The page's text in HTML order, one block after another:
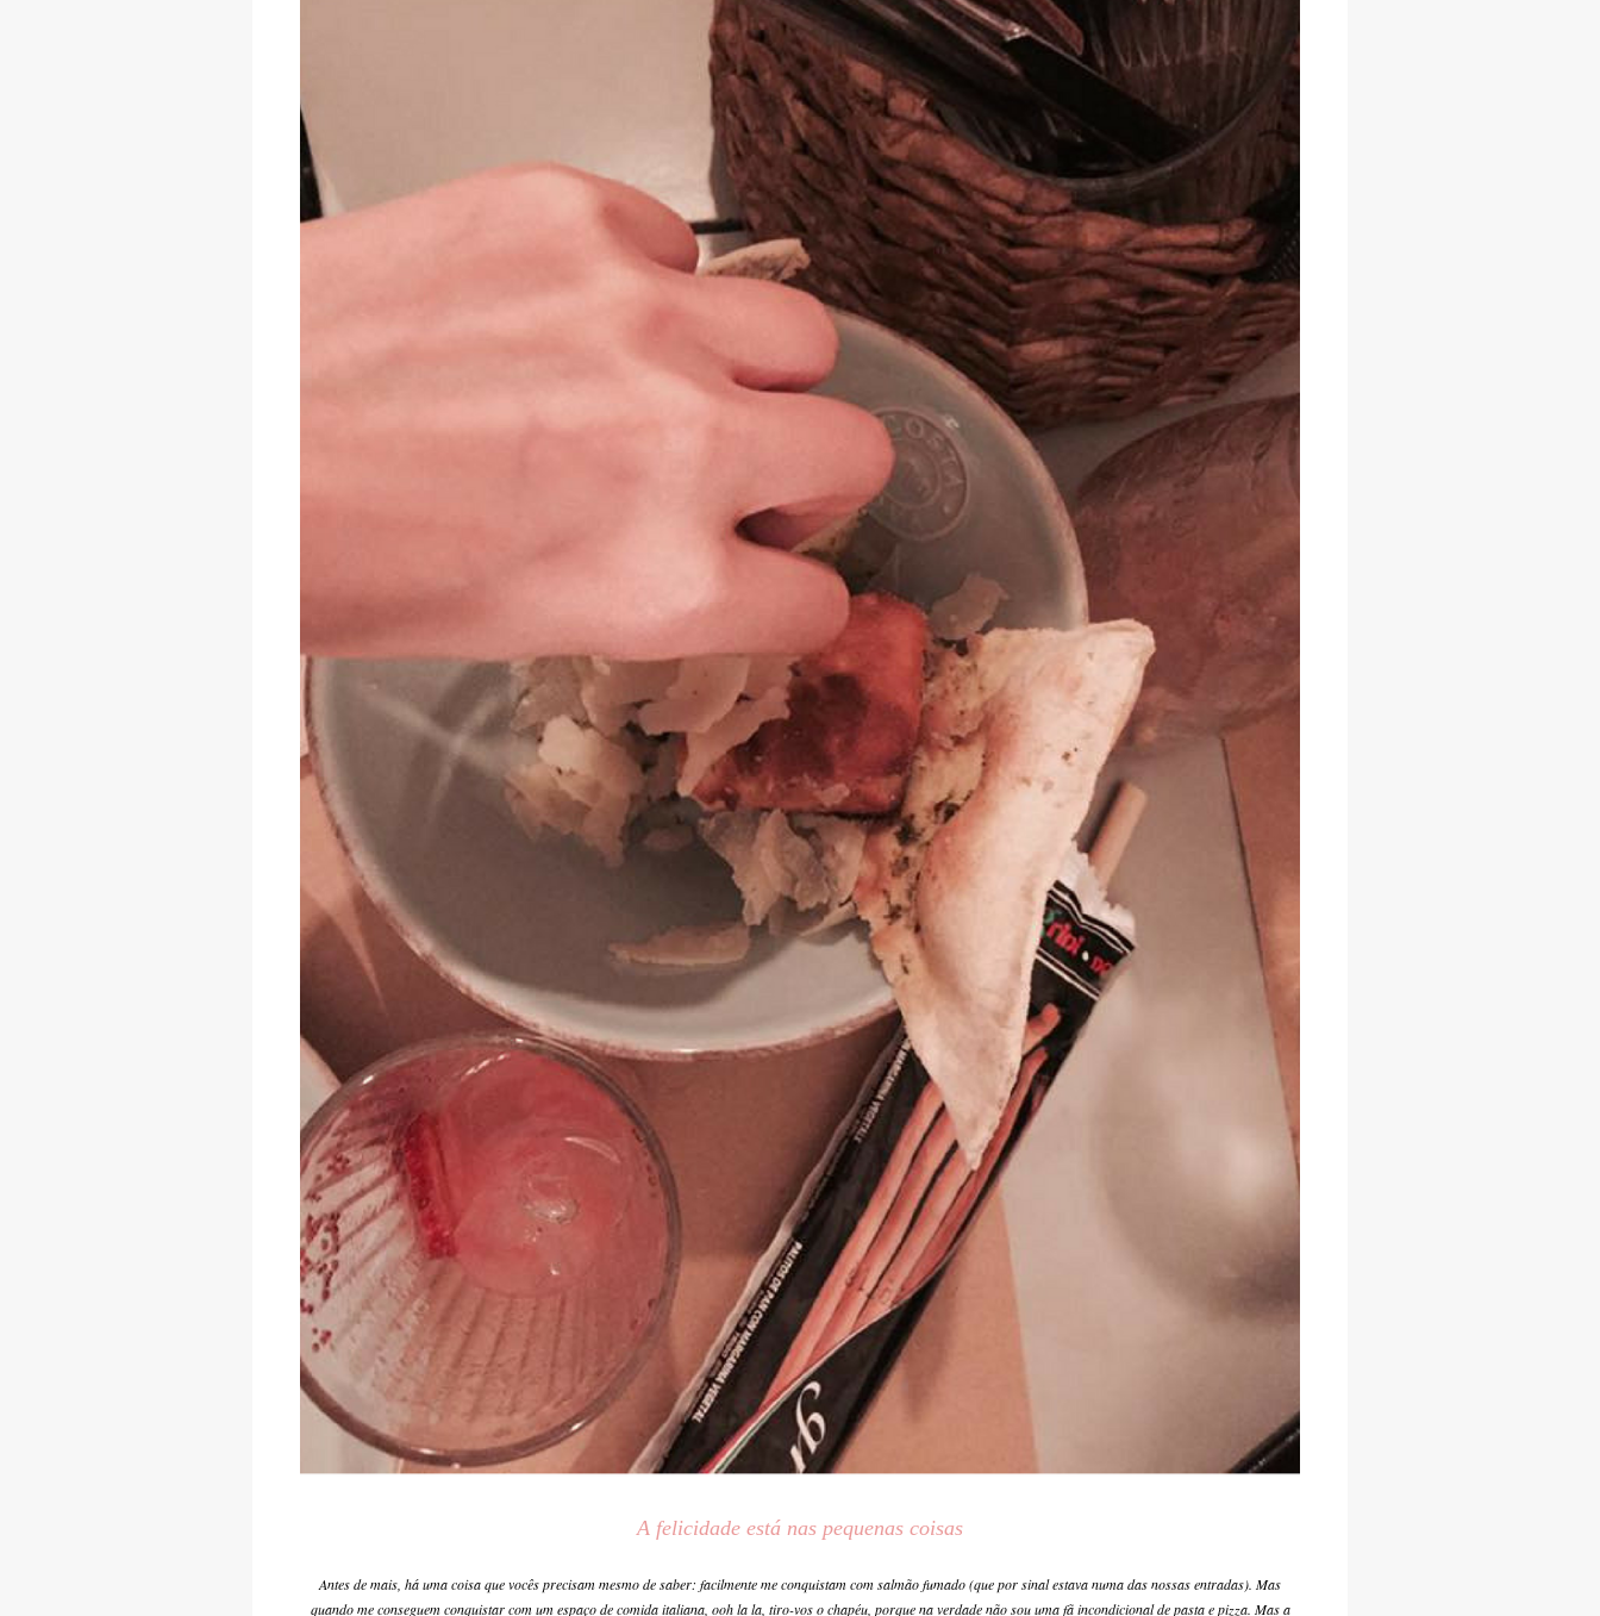
A felicidade está nas pequenas coisas
Antes de mais, há uma coisa que vocês precisam mesmo de saber: facilmente me conquistam com salmão fumado (que por sinal estava numa das nossas entradas). Mas
quando me conseguem conquistar com um espaço de comida italiana, ooh la la, tiro-vos o chapéu, porque na verdade não sou uma fã incondicional de pasta e pizza. Mas a